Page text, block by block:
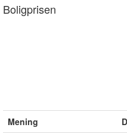
Boligprisen
Mening